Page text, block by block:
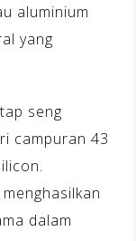
aluminium
yang
seng
campuran 43
dalam